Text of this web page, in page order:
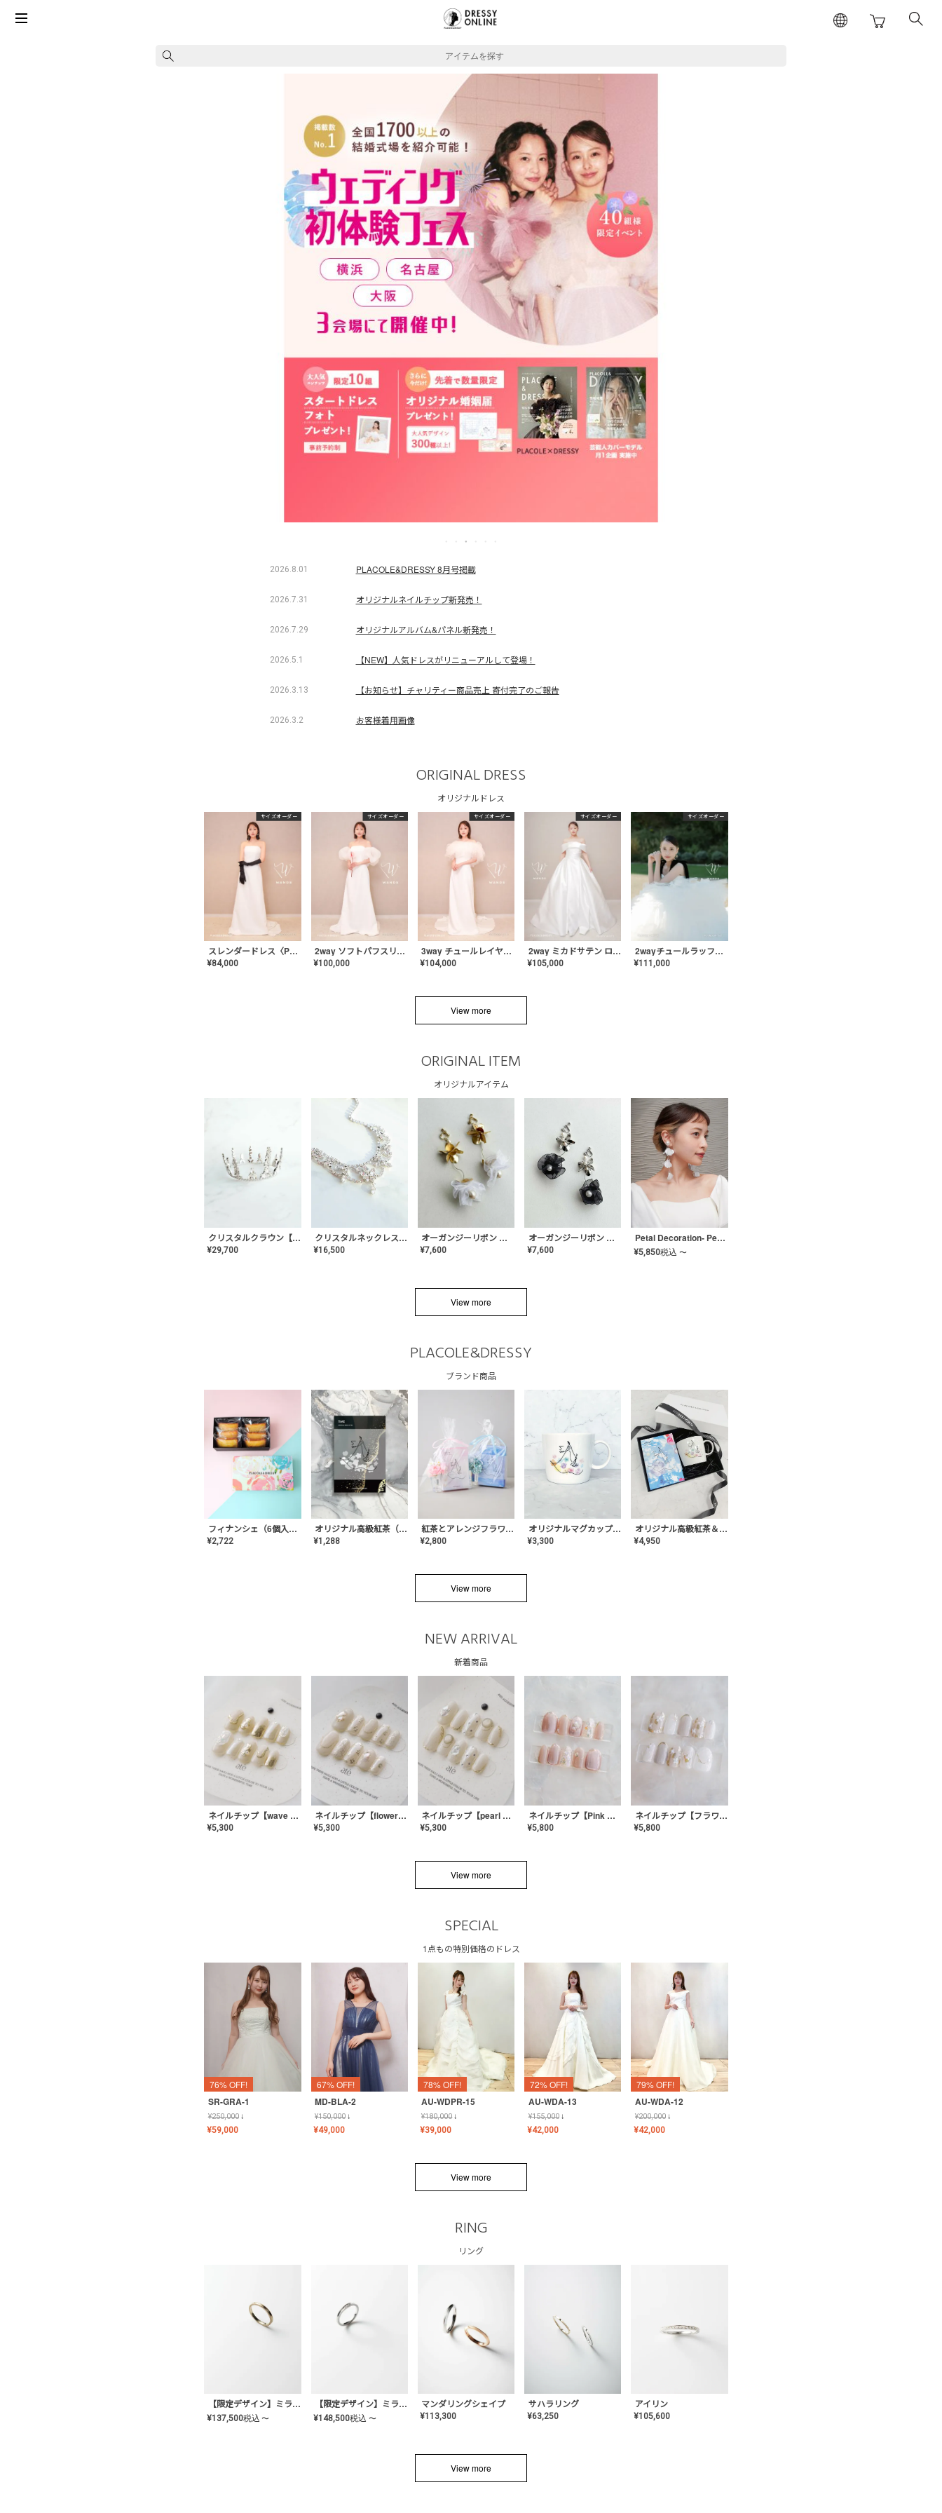
アイテムを探す
2026.8.01 PLACOLE&DRESSY 8月号掲載
2026.7.31 オリジナルネイルチップ新発売！
2026.7.29 オリジナルアルバム&パネル新発売！
2026.5.1 【NEW】人気ドレスがリニューアルして登場！
2026.3.13 【お知らせ】チャリティー商品売上 寄付完了のご報告
2026.3.2 お客様着用画像
ORIGINAL DRESS
オリジナルドレス
サイズオーダー
スレンダードレス〈PD-WDOR-2110〉
¥84,000
サイズオーダー
2way ソフトパフスリーブ スレンダードレス〈PD-WDOR-2112〉
¥100,000
サイズオーダー
3way チュールレイヤーオフショルダー スレンダードレス〈PD-WDOR-2111〉
¥104,000
サイズオーダー
2way ミカドサテン ロールカラードレス〈PD-WDOR-511〉
¥105,000
サイズオーダー
2wayチュールラッフルドレス〈PD-WDOR-341〉
¥111,000
View more
ORIGINAL ITEM
オリジナルアイテム
クリスタルクラウン【MA-COHD-01】韓国風クラウン/ウェディングクラウン/ティアラ
¥29,700
クリスタルネックレス-Lace【MA-CONL-02】
¥16,500
オーガンジーリボン バレリーナイヤリング&ピアス【White】〈PV-COER-12〉
¥7,600
オーガンジーリボン バレリーナイヤリング&ピアス【Black】〈PV-COER-11〉
¥7,600
Petal Decoration- Pearl【JA-COER-3】
¥5,850税込 〜
View more
PLACOLE&DRESSY
ブランド商品
フィナンシェ（6個入り）
¥2,722
オリジナル高級紅茶（TIME/タイム）【ギフト/プチギフト/プレゼント/内祝い/結婚式/オリジナル配合/高品質/ハーブティー/茶葉/記念日/お返し/手土産/美容/おしゃれ】
¥1,288
紅茶とアレンジフラワーのセット
¥2,800
オリジナルマグカップ【AT-TW-03】ギフトセット有/プレゼント/内祝い/結婚式/ペア/食器/テーブルウェア/記念日/お返し/特別/高級/おしゃれ
¥3,300
オリジナル高級紅茶＆マグカップ ギフト【AT-GF-02】ギフトセット/プレゼント/内祝い/結婚式/ハーブティー/高品質/マグカップ/食器/記念日/お返し/手土産/美容/おしゃれ
¥4,950
View more
NEW ARRIVAL
新着商品
ネイルチップ【wave mirror】AE-CONA-04
¥5,300
ネイルチップ【flower shell】AE-CONA-03
¥5,300
ネイルチップ【pearl bijou】AE-CONA-02
¥5,300
ネイルチップ【Pink Glow Nail】MK-CONA-04
¥5,800
ネイルチップ【フラワーシフォンネイル】MK-CONA-03
¥5,800
View more
SPECIAL
1点もの特別価格のドレス
76% OFF!
SR-GRA-1
¥250,000↓
¥59,000
67% OFF!
MD-BLA-2
¥150,000↓
¥49,000
78% OFF!
AU-WDPR-15
¥180,000↓
¥39,000
72% OFF!
AU-WDA-13
¥155,000↓
¥42,000
79% OFF!
AU-WDA-12
¥200,000↓
¥42,000
View more
RING
リング
【限定デザイン】ミライ(mill-ai)リング
¥137,500税込 〜
【限定デザイン】ミライ(mill-ai)リング
¥148,500税込 〜
マンダリングシェイプ
¥113,300
サハラリング
¥63,250
アイリン
¥105,600
View more